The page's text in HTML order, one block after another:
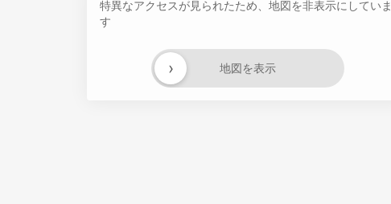
特異なアクセスが見られたため、地図を非表示にしていま
す
地図を表示
›